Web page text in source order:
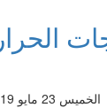
الخميس 23 مايو 2019 10:39 مساءً